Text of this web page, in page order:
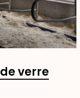
verre